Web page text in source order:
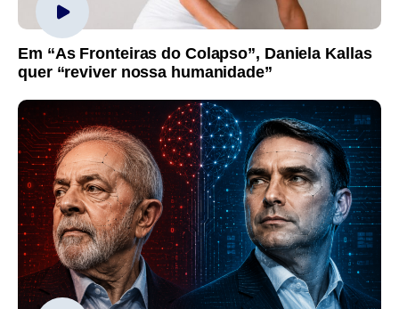
Em “As Fronteiras do Colapso”, Daniela Kallas
quer “reviver nossa humanidade”